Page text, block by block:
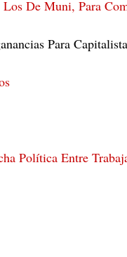
De Muni, Para
Para
Política Entre